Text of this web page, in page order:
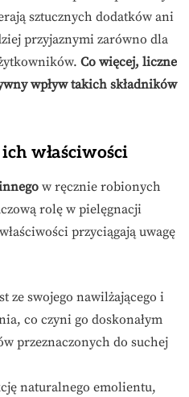
sztucznych dodatków ani
przyjaznymi zarówno dla
Co więcej, liczne
wpływ takich składników
właściwości
w ręcznie robionych
rolę w pielęgnacji
przyciągają uwagę
ze swojego nawilżającego i
co czyni go doskonałym
przeznaczonych do suchej
naturalnego emolientu,